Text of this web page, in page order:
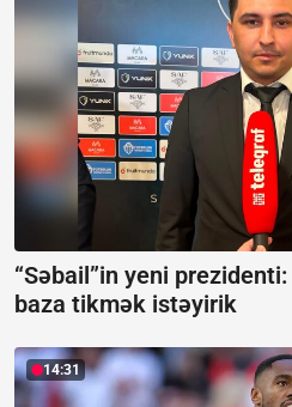
“Səbail”in yeni prezidenti:
baza tikmək istəyirik
14:31